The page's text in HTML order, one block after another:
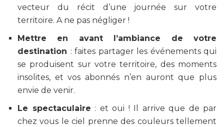
vecteur du récit d’une journée sur votre
territoire. A ne pas négliger !
Mettre en avant l’ambiance de votre
destination : faites partager les événements qui
se produisent sur votre territoire, des moments
insolites, et vos abonnés n’en auront que plus
envie de venir.
Le spectaculaire : et oui ! Il arrive que de par
chez vous le ciel prenne des couleurs tellement